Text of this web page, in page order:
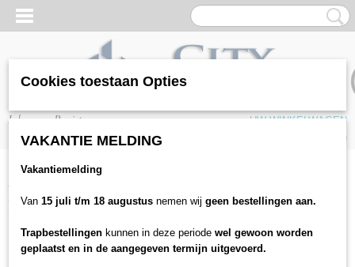
Inloggen Registreren
UW WINKELWAGEN
(0)
Home
Kapellen S7F00049
Cookies toestaan Opties
VAKANTIE MELDING
Vakantiemelding
Van 15 juli t/m 18 augustus nemen wij geen bestellingen aan.
Trapbestellingen kunnen in deze periode wel gewoon worden
geplaatst en in de aangegeven termijn uitgevoerd.